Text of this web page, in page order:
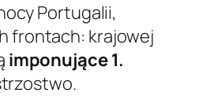
Portugalii,
frontach: krajowej
imponujące 1.